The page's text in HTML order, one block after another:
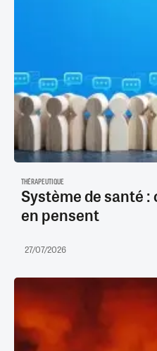
THÉRAPEUTIQUE
Système de santé :
en pensent
27/07/2026